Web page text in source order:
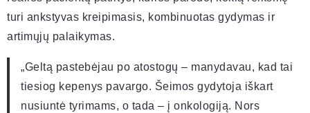
turi ankstyvas kreipimasis, kombinuotas gydymas ir
artimųjų palaikymas.
„Geltą pastebėjau po atostogų – manydavau, kad tai
tiesiog kepenys pavargo. Šeimos gydytoja iškart
nusiuntė tyrimams, o tada – į onkologiją. Nors